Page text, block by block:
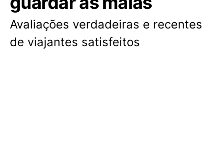
Avaliações verdadeiras e recentes
de viajantes satisfeitos